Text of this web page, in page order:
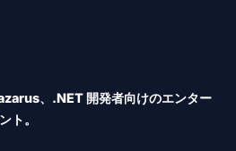
、.NET 開発者向けのエンター
ト。